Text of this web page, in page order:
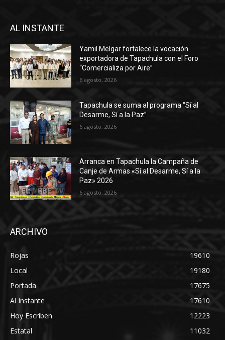
AL INSTANTE
Yamil Melgar fortalece la vocación
exportadora de Tapachula con el Foro
“Comercializa por Aire”
6 agosto, 2026
Tapachula se suma al programa “Sí al
Desarme, Sí a la Paz”
6 agosto, 2026
Arranca en Tapachula la Campaña de
Canje de Armas «Sí al Desarme, Sí a la
Paz» 2026
6 agosto, 2026
ARCHIVO
Rojas
19610
Local
19180
Portada
17675
Al Instante
17610
Hoy Escriben
12223
Estatal
11032